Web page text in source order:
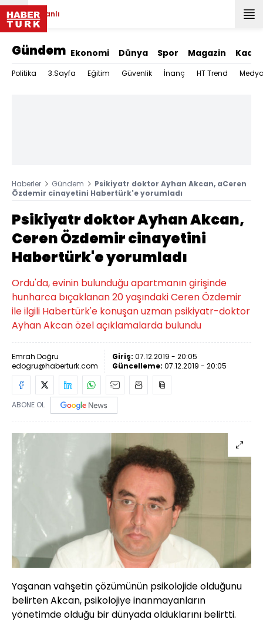
Canlı
Gündem Ekonomi Dünya Spor Magazin Kadın
Politika 3.Sayfa Eğitim Güvenlik İnanç HT Trend
Haberler Gündem
Psikiyatr doktor Ayhan Akcan, aCeren
Özdemir cinayetini Habertürk'e yorumladı
Psikiyatr doktor Ayhan Akcan,
Ceren Özdemir cinayetini
Habertürk'e yorumladı
Ordu'da, evinin bulunduğu apartmanın girişinde
hunharca bıçaklanan 20 yaşındaki Ceren Özdemir
ile ilgili Habertürk'e konuşan uzman psikiyatr-doktor
Ayhan Akcan özel açıklamalarda bulundu
Emrah Doğru
edogru@haberturk.com
Giriş: 07.12.2019 - 20:05
Güncelleme: 07.12.2019 - 20:05
ABONE OL
Yaşanan vahşetin çözümünün psikolojide olduğunu
belirten Akcan, psikolojiye inanmayanların
yönetimde olduğu bir dünyada olduklarını belirtti.